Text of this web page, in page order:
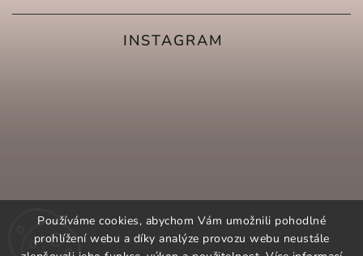
Používáme cookies, abychom Vám umožnili pohodlné
prohlížení webu a díky analýze provozu webu neustále
INSTAGRAM